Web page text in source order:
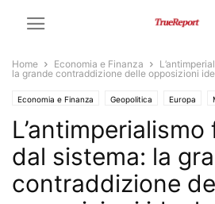
Home Economia e Finanza
la grande contraddizione delle opposizioni
Economia e Finanza Geopolitica Europa
USA
dal sistema: la
contraddizione